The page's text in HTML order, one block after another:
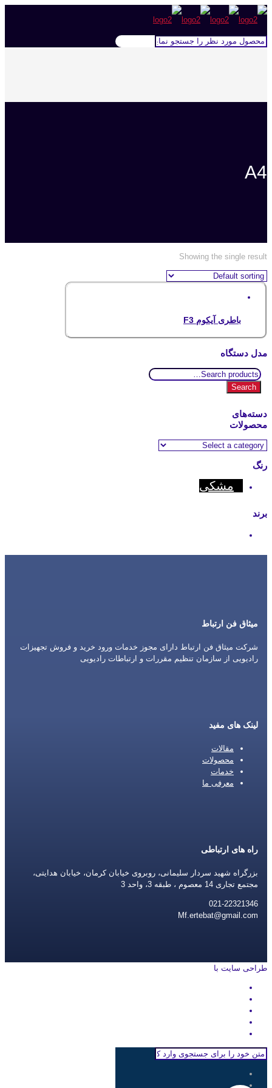
A4
Showing the single result
باطری آیکوم F3
مدل دستگاه
Search
for:
Search
دسته‌های
محصولات
رنگ
مشکی
برند
میثاق فن ارتباط
شرکت میثاق فن ارتباط دارای مجوز خدمات ورود خرید و فروش تجهیزات
رادیویی از سازمان تنظیم مقررات و ارتباطات رادیویی
لینک های مفید
مقالات
محصولات
خدمات
معرفی ما
راه های ارتباطی
بزرگراه شهید سردار سلیمانی، روبروی خیابان کرمان، خیابان هدایتی،
مجتمع تجاری 14 معصوم ، طبقه 3، واحد 3
021-22321346
Mf.ertebat@gmail.com
طراحی سایت با